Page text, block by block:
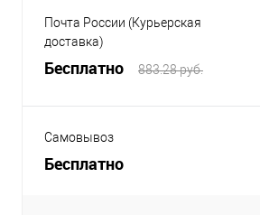
Почта России (Курьерская
доставка)
Бесплатно 883.28 руб.
Самовывоз
Бесплатно